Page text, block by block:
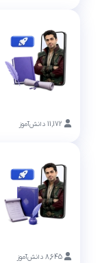
11,172 دانش‌آموز
8,645 دانش‌آموز